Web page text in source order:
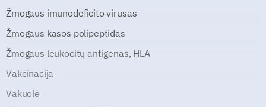
Žmogaus imunodeficito virusas
Žmogaus kasos polipeptidas
Žmogaus leukocitų antigenas, HLA
Vakcinacija
Vakuolė